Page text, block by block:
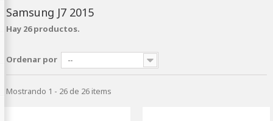
Samsung J7 2015
Hay 26 productos.
Ordenar por --
Mostrando 1 - 26 de 26 items